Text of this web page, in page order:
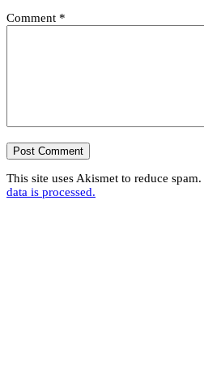
Comment *
This site uses Akismet to reduce spam.
data is processed.